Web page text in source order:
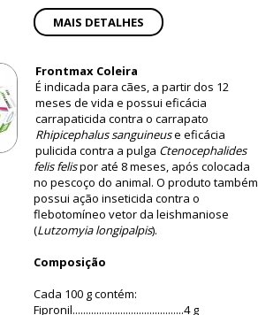
MAIS DETALHES
Frontmax Coleira
É indicada para cães, a partir dos 12
meses de vida e possui eficácia
carrapaticida contra o carrapato
Rhipicephalus sanguineuse eficácia
pulicida contra a pulga Ctenocephalides
felis felispor até 8 meses, após colocada
no pescoço do animal. O produto também
possui ação inseticida contra o
flebotomíneo vetor da leishmaniose
(Lutzomyia longipalpis).
Composição
Cada 100 g contém:
Fipronil..........................................4 g